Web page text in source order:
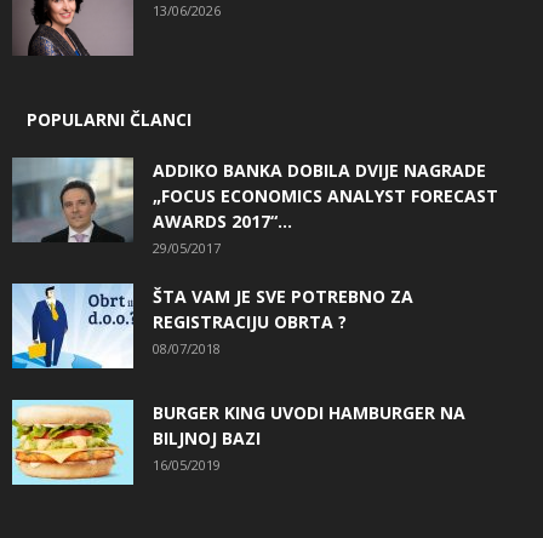
13/06/2026
POPULARNI ČLANCI
ADDIKO BANKA DOBILA DVIJE NAGRADE
„FOCUS ECONOMICS ANALYST FORECAST
AWARDS 2017“...
29/05/2017
ŠTA VAM JE SVE POTREBNO ZA
REGISTRACIJU OBRTA ?
08/07/2018
BURGER KING UVODI HAMBURGER NA
BILJNOJ BAZI
16/05/2019